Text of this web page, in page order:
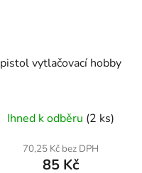
pistol vytlačovací hobby
Ihned k odběru (2 ks)
70,25 Kč bez DPH
85 Kč